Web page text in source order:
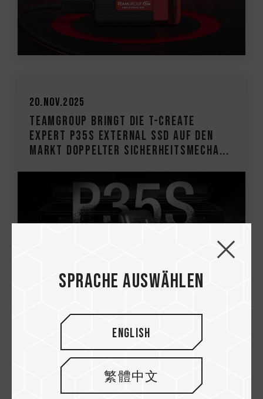
20.Nov.2025
TEAMGROUP bringt die T-CREATE
EXPERT P35S External SSD auf den
Markt Doppelter Sicherheitsmecha...
TEAMGROUP bringt NV10000 M.2 PCIe
5.0 SSD auf den Markt Neudefinition
von Geschwindigkeit mit verbessert...
Sprache auswählen
English
繁體中文